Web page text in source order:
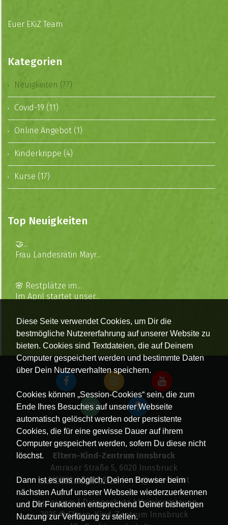
Diese Seite verwendet Cookies, um Dir die
bestmögliche Nutzererfahrung auf unserer Website zu
bieten. Cookies sind Textdateien, die auf Deinem
Computer gespeichert werden und bestimmte Daten
über Dein Nutzerverhalten speichern.
Cookies können „Session-Cookies“ sein, die zum
Ende Ihres Besuches auf unserer Webseite
automatisch gelöscht werden oder persistente
Cookies, die für eine gewisse Dauer auf ihrem
Computer gespeichert werden, sofern Du diese nicht
löschst.
Dann ist es uns möglich, Deinen Browser beim
nächsten Aufruf unserer Webseite wiederzuerkennen
und Dir Funktionen entsprechend Deiner bisherigen
Nutzung zur Verfügung zu stellen.
Euer EKiZ Team
Kategorien
Neuigkeiten (77)
Covid-19 (11)
Online Angebot (1)
Kinderkrippe (4)
Kurse (17)
Top Neuigkeiten
🤝...
Frau Landesrätin Mayr...
🌸 Restplätze im...
Im April startet unser...
Eltern-Kind-Zentrum Innsbruck
Amraser Straße 5, 6020 Innsbruck
+43(0)512 / 58 19 97-0| info@ekiz-ibk.at
Impressum|Datenschutz|Vereinssatzung
2025 © Eltern-Kind-Zentrum Innsbruck